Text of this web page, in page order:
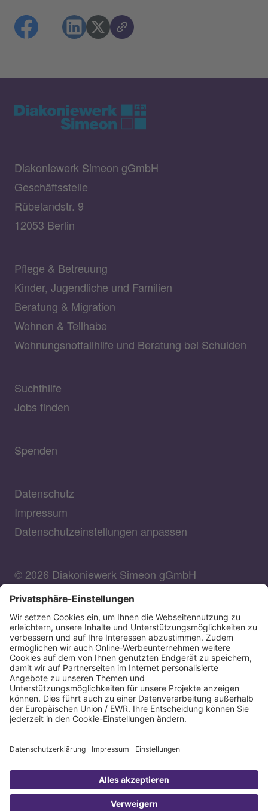
Diakoniewerk Simeon gGmbH
Geschäftsstelle
Rübelandstr. 9
12053 Berlin
Pflege & Betreuung
Kinder, Jugendliche und Familien
Beratung & Migration
Wohnen & Teilhabe
Wohnungsnotfallhilfe und Beratung bei Schulden
Suchthilfe
Jobs finden
Spenden
Datenschutz
Impressum
Datenschutzeinstellungen anpassen
© 2026 Diakoniewerk Simeon gGmbH
DIAKONIEWERK SIMEON GGMBH
Bank für Kirche und Diakonie
IBAN: DE90350601900000030007
IBAN kopieren
Direkt Online spenden